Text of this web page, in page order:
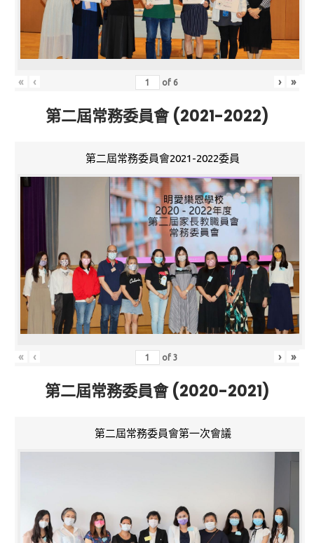
« ‹ of 6 › »
第二屆常務委員會 (2021-2022)
第二屆常務委員會2021-2022委員
« ‹ of3 › »
第二屆常務委員會 (2020-2021)
第二屆常務委員會第一次會議